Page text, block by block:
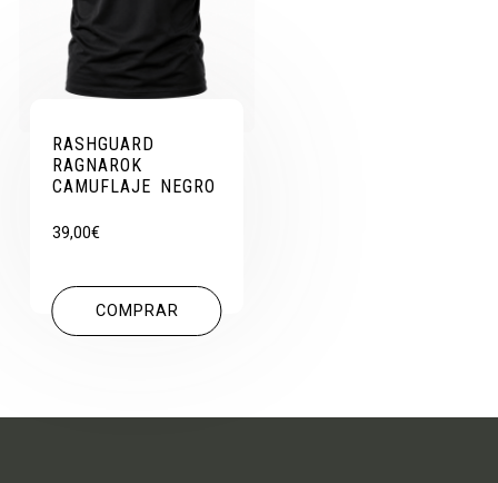
RASHGUARD
RAGNAROK
CAMUFLAJE NEGRO
39,00€
COMPRAR